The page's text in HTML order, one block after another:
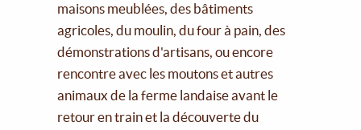
maisons meublées, des bâtiments
agricoles, du moulin, du four à pain, des
démonstrations d'artisans, ou encore
rencontre avec les moutons et autres
animaux de la ferme landaise avant le
retour en train et la découverte du